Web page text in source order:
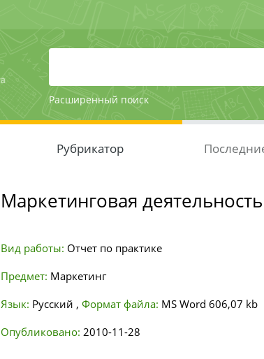
Расширенный поиск
Рубрикатор
Маркетинговая
Вид работы: Отчет по практике
Предмет: Маркетинг
Язык: Русский , Формат файла: MS Word 606,07 kb
Опубликовано: 2010-11-28